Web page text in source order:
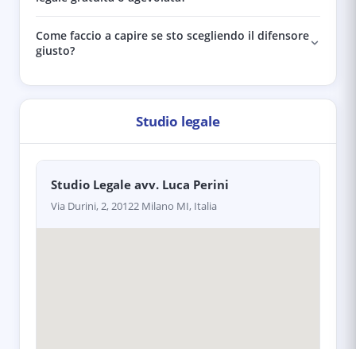
Come faccio a capire se sto scegliendo il difensore
giusto?
Studio legale
Studio Legale avv. Luca Perini
Via Durini, 2, 20122 Milano MI, Italia